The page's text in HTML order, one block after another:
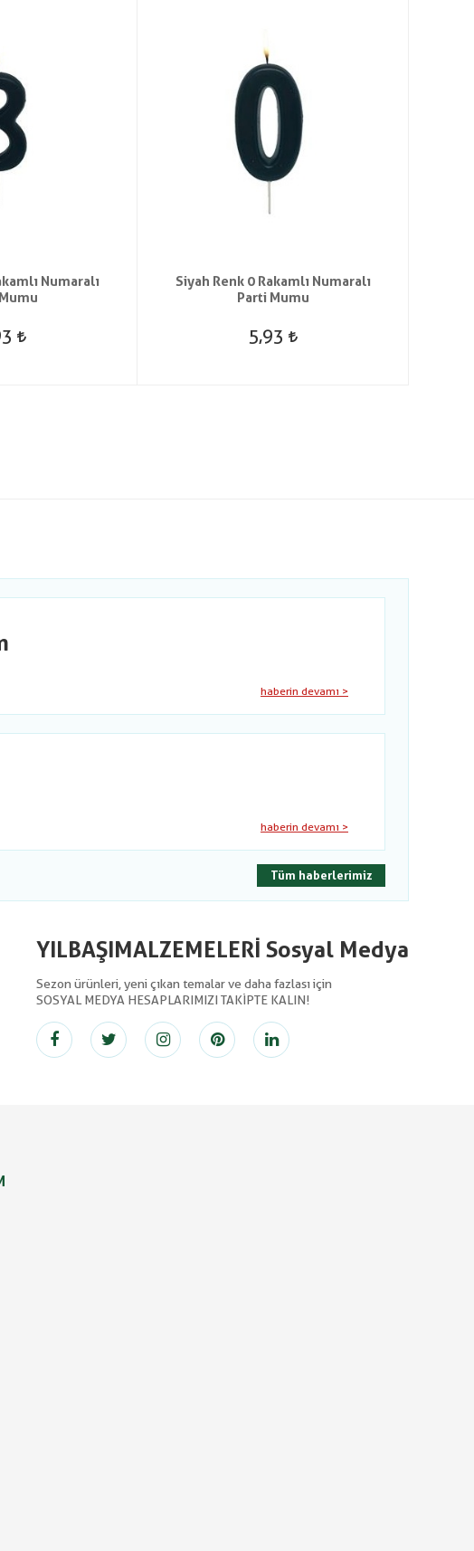
Numaralı
Siyah Renk 0 Rakamlı Numaralı
Parti Mumu
5,93
haberin devamı >
haberin devamı >
Tüm haberlerimiz
YILBAŞIMALZEMELERİ Sosyal Medya
Sezon ürünleri, yeni çıkan temalar ve daha fazlası için
SOSYAL MEDYA HESAPLARIMIZI TAKİPTE KALIN!